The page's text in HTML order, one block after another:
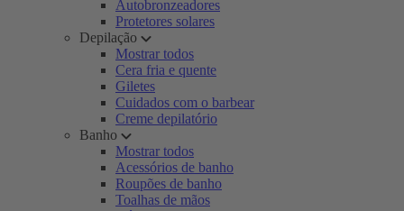
Autobronzeadores
Protetores solares
Depilação
Mostrar todos
Cera fria e quente
Giletes
Cuidados com o barbear
Creme depilatório
Banho
Mostrar todos
Acessórios de banho
Roupões de banho
Toalhas de mãos